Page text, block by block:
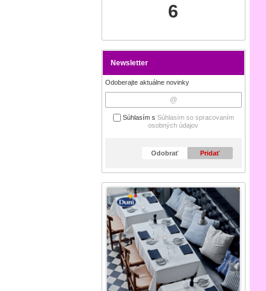
6
Newsletter
Odoberajte aktuálne novinky
Súhlasím s Súhlasím so spracovaním
osobných údajov
Odobrať Pridať